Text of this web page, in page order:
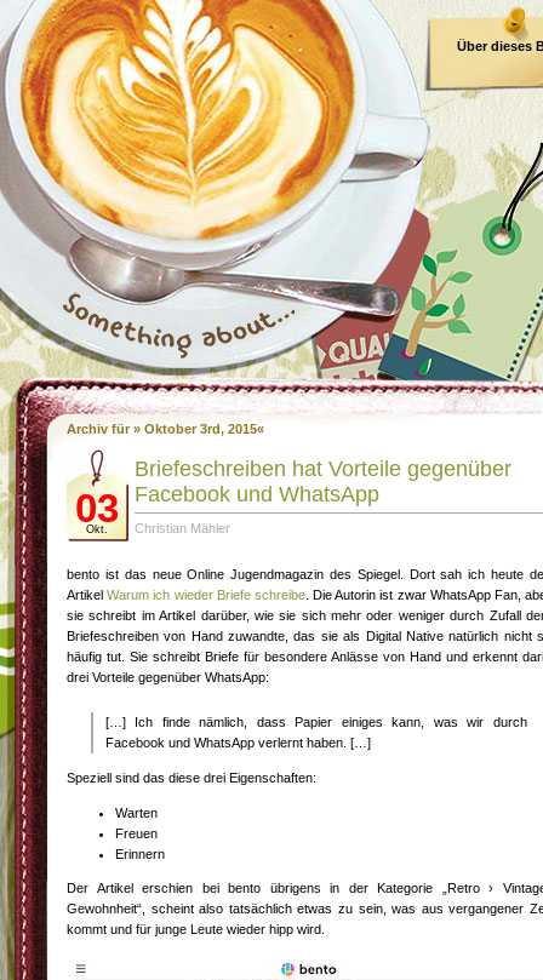
Über dieses
Archiv für » Oktober 3rd, 2015«
03
Okt.
Briefeschreiben hat Vorteile gegenüber
Facebook und WhatsApp
Christian Mähler
bento ist das neue Online Jugendmagazin des Spiegel. Dort sah ich heute
ArtikelWarum ich wieder Briefe schreibe. Die Autorin ist zwar WhatsApp Fan,
sie schreibt im Artikel darüber, wie sie sich mehr oder weniger durch Zufall
Briefeschreiben von Hand zuwandte, das sie als Digital Native natürlich nicht
häufig tut. Sie schreibt Briefe für besondere Anlässe von Hand und erkennt
drei Vorteile gegenüber WhatsApp:
[…] Ich finde nämlich, dass Papier einiges kann, was wir durch
Facebook und WhatsApp verlernt haben. […]
Speziell sind das diese drei Eigenschaften:
Warten
Freuen
Erinnern
Der Artikel erschien bei bento übrigens in der Kategorie „Retro ›
Gewohnheit“, scheint also tatsächlich etwas zu sein, was aus vergangener
kommt und für junge Leute wieder hipp wird.